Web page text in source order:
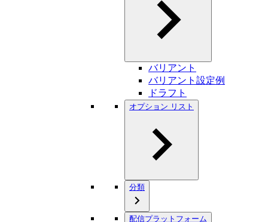
バリアント
バリアント設定例
ドラフト
オプション リスト
分類
配信プラットフォーム